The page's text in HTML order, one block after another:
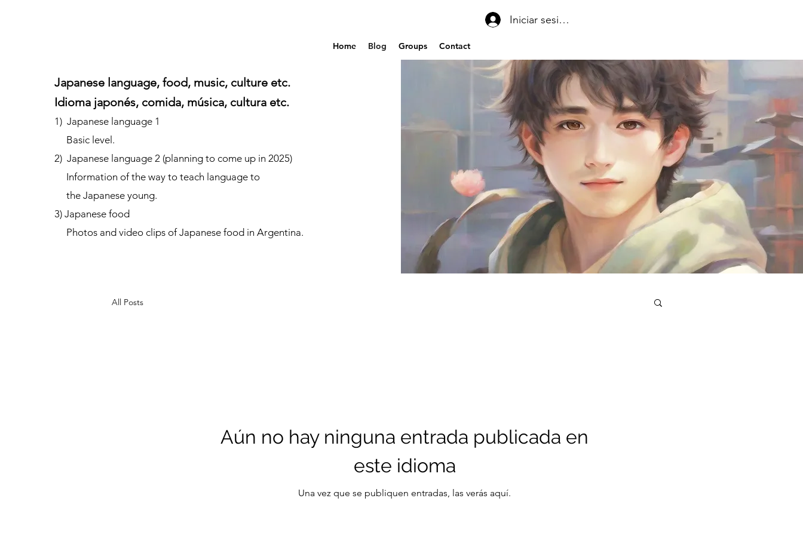
Home Blog Groups Contact
Iniciar sesión
Japanese language, food, music, culture etc.
Idioma japonés, comida, música, cultura etc.
1) Japanese language 1
Basic level.
2) Japanese language 2 (planning to come up in 2025)
Information of the way to teach language to
the Japanese young.
3) Japanese food
Photos and video clips of Japanese food in Argentina.
All Posts
Aún no hay ninguna entrada publicada en
este idioma
Una vez que se publiquen entradas, las verás aquí.